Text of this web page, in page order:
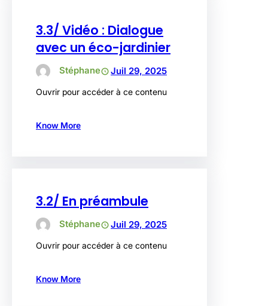
3.3/ Vidéo : Dialogue
avec un éco-jardinier
Stéphane Juil 29, 2025
Ouvrir pour accéder à ce contenu
Know More
3.2/ En préambule
Stéphane Juil 29, 2025
Ouvrir pour accéder à ce contenu
Know More